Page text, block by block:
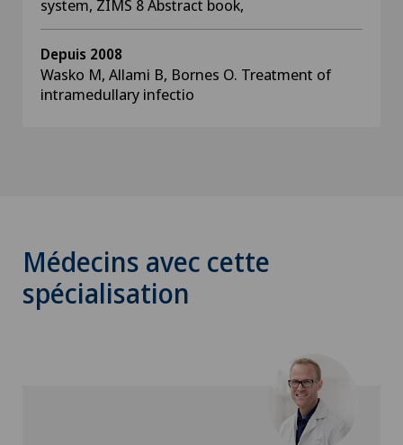
system, ZIMS 8 Abstract book,
Depuis 2008
Wasko M, Allami B, Bornes O. Treatment of
intramedullary infectio
Médecins avec cette
spécialisation